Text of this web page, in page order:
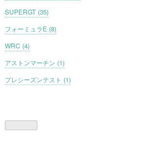
SUPERGT (35)
フォーミュラE (8)
WRC (4)
アストンマーチン (1)
プレシーズンテスト (1)